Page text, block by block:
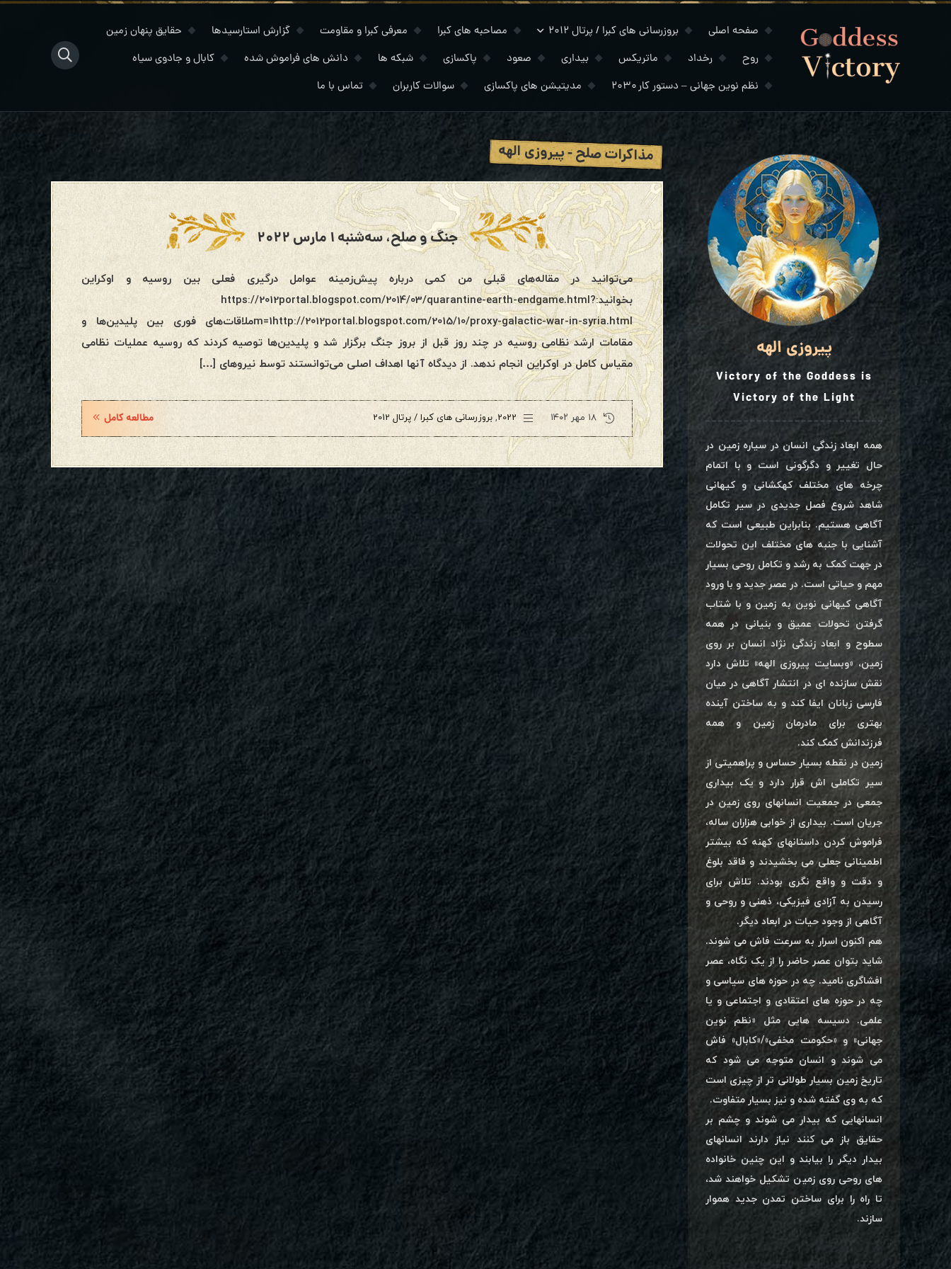
صفحه اصلی بروزرسانی های کبرا / پرتال ۲۰۱۲ مصاحبه های کبرا معرفی کبرا و مقاومت گزارش استارسیدها
حقایق پنهان زمین
روح
رخداد ماتریکس بیداری صعود پاکسازی شبکه ها دانش های فراموش شده
کابال و جادوی سیاه
نظم نوین جهانی – دستور کار ۲۰۳۰
مدیتیشن های پاکسازی سوالات کاربران تماس با ما
مذاکرات صلح - پیروزی الهه
جنگ و‌ صلح، سه‌شنبه ۱ مارس ۲۰۲۲
می‌توانید در مقاله‌های قبلی من کمی درباره پیش‌زمینه عوامل درگیری فعلی بین روسیه و اوکراین
بخوانید:https://2012portal.blogspot.com/2014/03/quarantine-earth-endgame.html?
m=1http://2012portal.blogspot.com/2015/10/proxy-galactic-war-in-syria.htmlملاقات‌های فوری بین پلیدین‌ها و
مقامات ارشد نظامی روسیه در چند روز قبل از بروز جنگ برگزار شد و پلیدین‌ها توصیه کردند که روسیه عملیات نظامی
مقیاس کامل در اوکراین انجام ندهد. از دیدگاه آنها اهداف اصلی می‌توانستند توسط نیروهای […]
۱۸ مهر ۱۴۰۲ 2022
, بروزرسانی های کبرا / پرتال 2012 مطالعه کامل
پیروزی الهه
Victory of the Goddess is
Victory of the Light
همه ابعاد زندگی انسان در سیاره زمین در
حال تغییر و دگرگونی است و با اتمام
چرخه های مختلف کهکشانی و کیهانی
شاهد شروع فصل جدیدی در سیر تکامل
آگاهی هستیم. بنابراین طبیعی است که
آشنایی با جنبه های مختلف این تحولات
در جهت کمک به رشد و تکامل روحی بسیار
مهم و حیاتی است. در عصر جدید و با ورود
آگاهی کیهانی نوین به زمین و با شتاب
گرفتن تحولات عمیق و بنیانی در همه
سطوح و ابعاد زندگی نژاد انسان بر روی
زمین، «وبسایت پیروزی الهه» تلاش دارد
نقش سازنده ای در انتشار آگاهی در میان
فارسی زبانان ایفا کند و به ساختن آینده
بهتری برای مادرمان زمین و همه
فرزندانش کمک کند.
زمین در نقطه بسیار حساس و پراهمیتی از
سیر تکاملی اش قرار دارد و یک بیداری
جمعی در جمعیت انسانهای روی زمین در
جریان است. بیداری از خوابی هزاران ساله،
فراموش کردن داستانهای کهنه که بیشتر
اطمینانی جعلی می بخشیدند و فاقد بلوغ
و دقت و واقع نگری بودند. تلاش برای
رسیدن به آزادی فیزیکی، ذهنی و روحی و
آگاهی از وجود حیات در ابعاد دیگر.
هم اکنون اسرار به سرعت فاش می شوند.
شاید بتوان عصر حاضر را از یک نگاه، عصر
افشاگری نامید. چه در حوزه های سیاسی و
چه در حوزه های اعتقادی و اجتماعی و یا
علمی. دسیسه هایی مثل «نظم نوین
جهانی» و «حکومت مخفی»/«کابال» فاش
می شوند و انسان متوجه می شود که
تاریخ زمین بسیار طولانی تر از چیزی است
که به وی گفته شده و نیز بسیار متفاوت.
انسانهایی که بیدار می شوند و چشم بر
حقایق باز می کنند نیاز دارند انسانهای
بیدار دیگر را بیابند و این چنین خانواده
های روحی روی زمین تشکیل خواهند شد،
تا راه را برای ساختن تمدن جدید هموار
سازند.